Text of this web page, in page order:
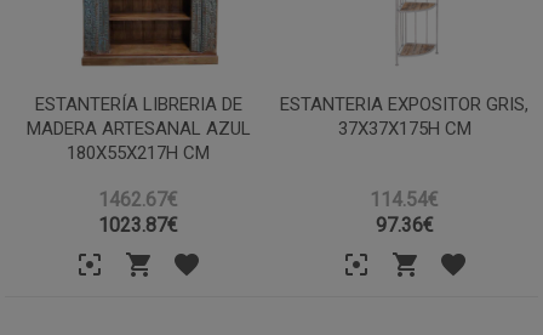
ESTANTERÍA LIBRERIA DE
MADERA ARTESANAL AZUL
180X55X217H CM
1462.67€
1023.87€
ESTANTERIA EXPOSITOR GRIS,
37X37X175H CM
114.54€
97.36€